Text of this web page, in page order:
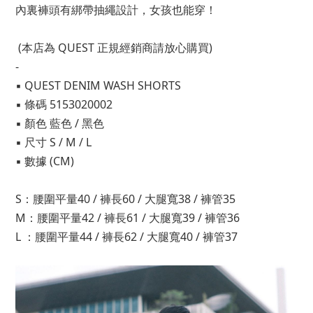
內裏褲頭有綁帶抽繩設計，女孩也能穿！
(本店為 QUEST 正規經銷商請放心購買)
-
▪ QUEST DENIM WASH SHORTS
▪ 條碼 5153020002
▪ 顏色 藍色 / 黑色
▪ 尺寸 S / M / L
▪ 數據 (CM)
S：腰圍平量40 / 褲長60 / 大腿寬38 / 褲管35
M：腰圍平量42 / 褲長61 / 大腿寬39 / 褲管36
L ：腰圍平量44 / 褲長62 / 大腿寬40 / 褲管37